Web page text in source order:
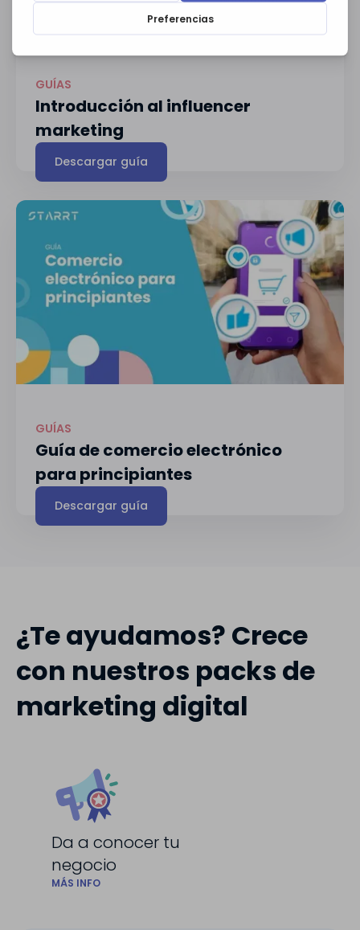
GUÍAS
Introducción al influencer
marketing
Descargar guía
GUÍAS
Guía de comercio electrónico
para principiantes
Descargar guía
¿Te ayudamos? Crece
con nuestros packs de
marketing digital
Da a conocer tu
negocio
MÁS INFO